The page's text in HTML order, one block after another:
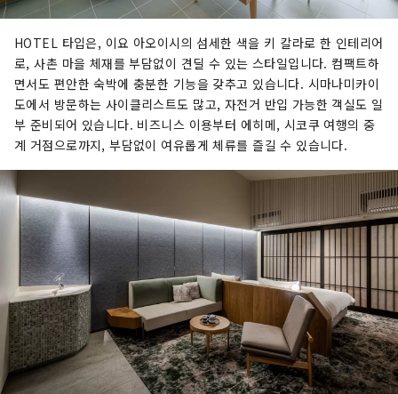
HOTEL 타입은, 이요 아오이시의 섬세한 색을 키 칼라로 한 인테리어
로, 사촌 마을 체재를 부담없이 견딜 수 있는 스타일입니다. 컴팩트하
면서도 편안한 숙박에 충분한 기능을 갖추고 있습니다. 시마나미카이
도에서 방문하는 사이클리스트도 많고, 자전거 반입 가능한 객실도 일
부 준비되어 있습니다. 비즈니스 이용부터 에히메, 시코쿠 여행의 중
계 거점으로까지, 부담없이 여유롭게 체류를 즐길 수 있습니다.